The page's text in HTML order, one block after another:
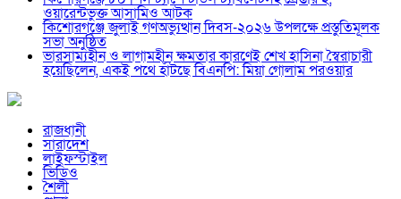
ওয়ারেন্টভুক্ত আসামিও আটক
কিশোরগঞ্জে জুলাই গণঅভ্যুত্থান দিবস-২০২৬ উপলক্ষে প্রস্তুতিমূলক
সভা অনুষ্ঠিত
ভারসাম্যহীন ও লাগামহীন ক্ষমতার কারণেই শেখ হাসিনা স্বৈরাচারী
হয়েছিলেন, একই পথে হাঁটছে বিএনপি: মিয়া গোলাম পরওয়ার
রাজধানী
সারাদেশ
লাইফস্টাইল
ভিডিও
শৈলী